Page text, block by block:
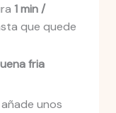
1 min /
que quede
fria
unos